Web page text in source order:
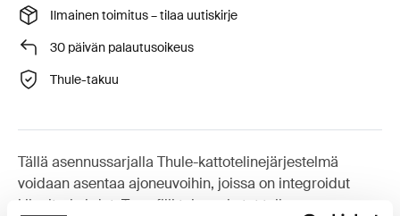
Ilmainen toimitus – tilaa uutiskirje
30 päivän palautusoikeus
Thule-takuu
Tällä asennussarjalla Thule-kattotelinejärjestelmä
voidaan asentaa ajoneuvoihin, joissa on integroidut
kiinnityskohdat, T-profiili tai muokatut telineen